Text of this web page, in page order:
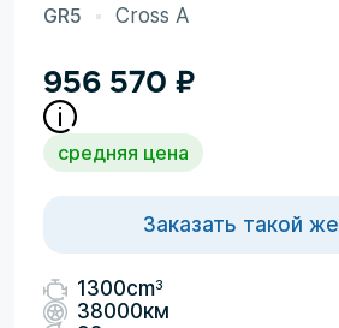
GR5 Cross A
956 570 ₽
средняя цена
Заказать такой же
1300cm3
38000км